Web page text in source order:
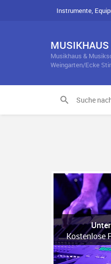
Instrumente,
Musikhaus &
Weingarten/Ecke
Kostenlose